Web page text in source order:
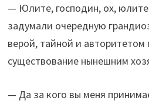
— Юлите, господин, ох,
задумали очередную
верой, тайной и авторитетом
существование нынешним
— Да за кого вы меня